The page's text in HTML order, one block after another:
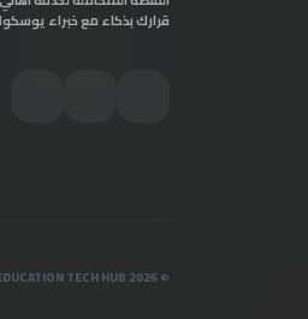
قرارك بذكاء مع خبراء
© 2026 YOSCHOOLER. HIGH PERFORMANCE EDUCATION TECH HUB.